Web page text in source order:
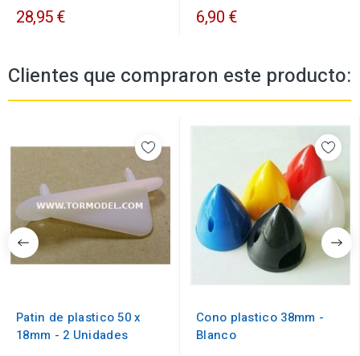
28,95 € 6,90 €
Clientes que compraron este producto:
Patin de plastico 50 x
18mm - 2 Unidades
Cono plastico 38mm -
Blanco